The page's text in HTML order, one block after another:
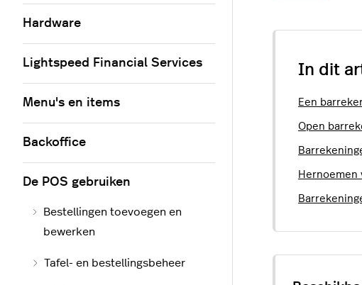
In dit
Een
Open
Hernoemen
Hardware
Lightspeed Financial Services
Menu's en items
Backoffice
De POS gebruiken
Bestellingen toevoegen en
bewerken
Tafel- en bestellingsbeheer